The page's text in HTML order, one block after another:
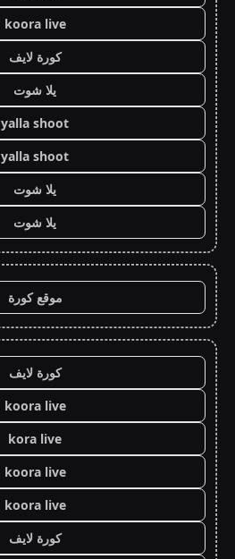
koora live
كورة لايف
يلا شوت
yalla shoot
yalla shoot
يلا شوت
يلا شوت
موقع كورة
كورة لايف
koora live
kora live
koora live
koora live
كورة لايف